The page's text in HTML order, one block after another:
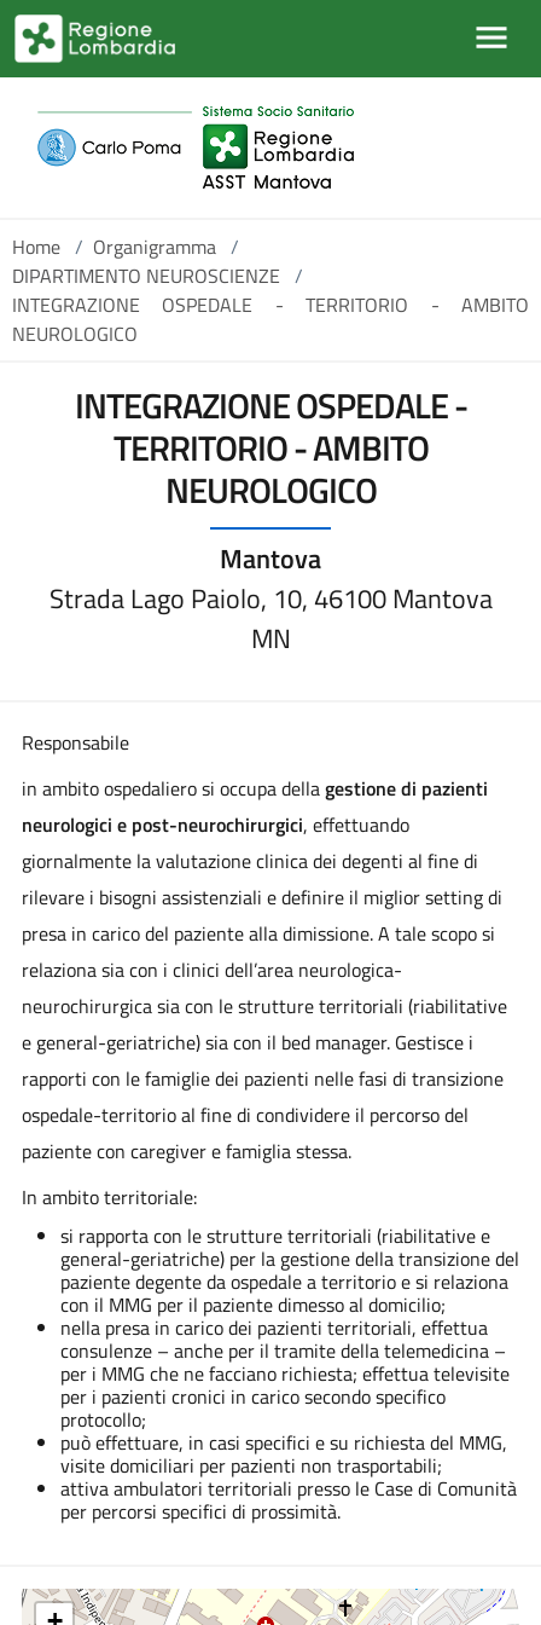
Salta al contenuto principale
Home / Organigramma /
DIPARTIMENTO NEUROSCIENZE /
INTEGRAZIONE OSPEDALE - TERRITORIO - AMBITO
NEUROLOGICO
INTEGRAZIONE OSPEDALE -
TERRITORIO - AMBITO
NEUROLOGICO
Mantova
Strada Lago Paiolo, 10, 46100 Mantova
MN
Responsabile
in ambito ospedaliero si occupa dellagestione di pazienti
neurologici e post-neurochirurgici, effettuando
giornalmente la valutazione clinica dei degenti al fine di
rilevare i bisogni assistenziali e definire il miglior setting di
presa in carico del paziente alla dimissione. A tale scopo si
relaziona sia con i clinici dell’area neurologica-
neurochirurgica sia con le strutture territoriali (riabilitative
e general-geriatriche) sia con il bed manager. Gestisce i
rapporti con le famiglie dei pazienti nelle fasi di transizione
ospedale-territorio al fine di condividere il percorso del
paziente con caregiver e famiglia stessa.
In ambito territoriale:
si rapporta con le strutture territoriali (riabilitative e
general-geriatriche) per la gestione della transizione del
paziente degente da ospedale a territorio e si relaziona
con il MMG per il paziente dimesso al domicilio;
nella presa in carico dei pazienti territoriali, effettua
consulenze – anche per il tramite della telemedicina –
per i MMG che ne facciano richiesta; effettua televisite
per i pazienti cronici in carico secondo specifico
protocollo;
può effettuare, in casi specifici e su richiesta del MMG,
visite domiciliari per pazienti non trasportabili;
attiva ambulatori territoriali presso le Case di Comunità
per percorsi specifici di prossimità.